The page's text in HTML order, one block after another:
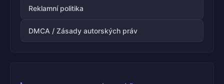
Reklamní politika
DMCA / Zásady autorských práv